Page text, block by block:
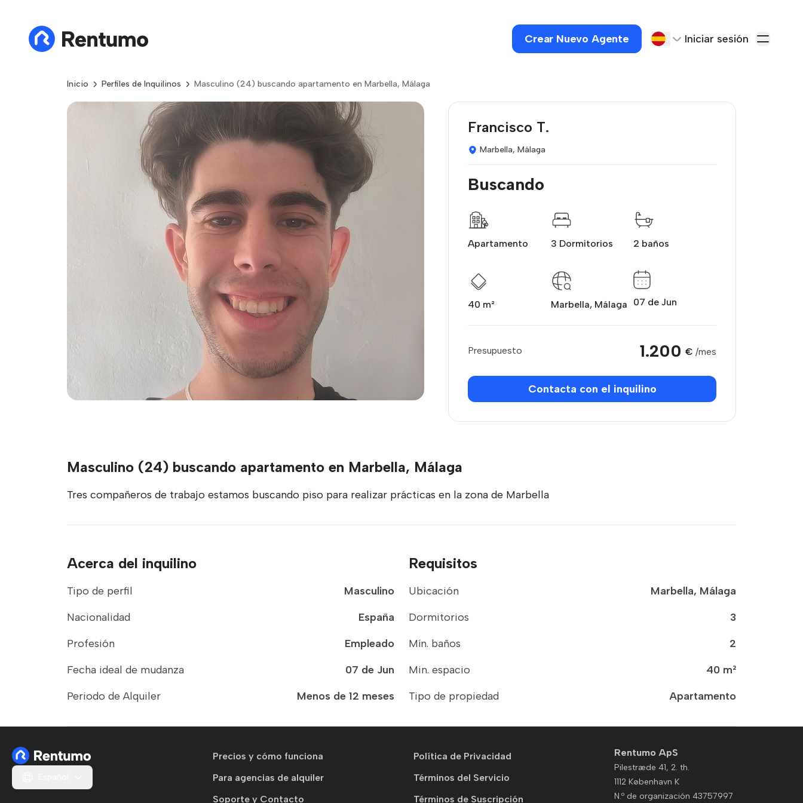
Crear Nuevo Agente Iniciar sesión
Inicio Perfiles de Inquilinos Masculino (24) buscando apartamento en Marbella, Málaga
Francisco T.
Marbella, Málaga
Buscando
Apartamento 3 Dormitorios 2 baños
40 m² Marbella, Málaga 07 de Jun
Presupuesto 1.200 € /mes
Contacta con el inquilino
Masculino (24) buscando apartamento en Marbella, Málaga
Tres compañeros de trabajo estamos buscando piso para realizar prácticas en la zona de Marbella
Acerca del inquilino
Tipo de perfil
Masculino
Nacionalidad
España
Profesión
Empleado
Fecha ideal de mudanza
07 de Jun
Periodo de Alquiler
Menos de 12 meses
Requisitos
Ubicación
Marbella, Málaga
Dormitorios
3
Mín. baños
2
Min. espacio
40 m²
Tipo de propiedad
Apartamento
Precios y cómo funciona
Para agencias de alquiler
Soporte y Contacto
Política de Privacidad
Términos del Servicio
Términos de Suscripción
Rentumo ApS
Pilestræde 41, 2. th.
1112 København K
N.º de organización 43757997